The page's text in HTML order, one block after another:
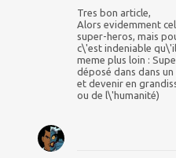
Tres bon article,
Alors evidemment
super-heros, mais
c\'est indeniable
meme plus loin :
déposé dans dans
et devenir en
ou de l\'humanité)